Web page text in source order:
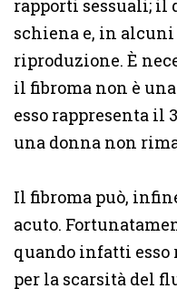
rapporti sessuali; il
schiena e, in
riproduzione. È
il fibroma non è
esso rappresenta il
una donna non
Il fibroma può,
acuto.
quando infatti
per la scarsità del